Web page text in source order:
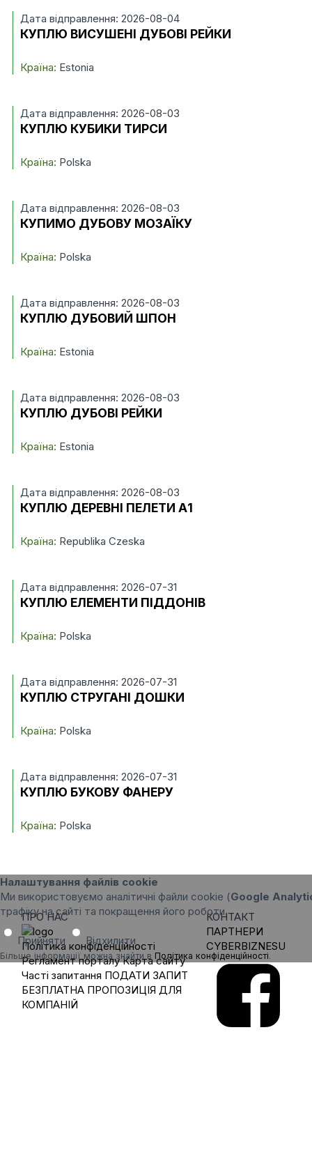
Дата відправлення: 2026-08-04
КУПЛЮ ВИСУШЕНІ ДУБОВІ РЕЙКИ
Країна: Estonia
Дата відправлення: 2026-08-03
КУПЛЮ КУБИКИ ТИРСИ
Країна: Polska
Дата відправлення: 2026-08-03
КУПИМО ДУБОВУ МОЗАЇКУ
Країна: Polska
Дата відправлення: 2026-08-03
КУПЛЮ ДУБОВИЙ ШПОН
Країна: Estonia
Дата відправлення: 2026-08-03
КУПЛЮ ДУБОВІ РЕЙКИ
Країна: Estonia
Дата відправлення: 2026-08-03
КУПЛЮ ДЕРЕВНІ ПЕЛЕТИ А1
Країна: Republika Czeska
Дата відправлення: 2026-07-31
КУПЛЮ ЕЛЕМЕНТИ ПІДДОНІВ
Країна: Polska
Дата відправлення: 2026-07-31
КУПЛЮ СТРУГАНІ ДОШКИ
Країна: Polska
Дата відправлення: 2026-07-31
КУПЛЮ БУКОВУ ФАНЕРУ
Країна: Polska
Налаштування файлів cookie
Ми використовуємо аналітичні файли cookie (Google
трафіку на сайті та покращення його роботи.
Прийняти Відхилити
Більше інформації можна знайти в Політика конфіденційності.
ПРО НАС
Політика конфіденційності
Регламент порталу Карта сайту
Часті запитання ПОДАТИ ЗАПИТ
БЕЗПЛАТНА ПРОПОЗИЦІЯ ДЛЯ
КОМПАНІЙ
КОНТАКТ
ПАРТНЕРИ
CYBERBIZNESU